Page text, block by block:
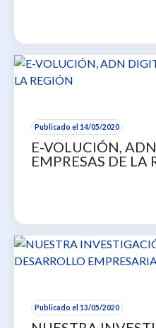
Publicado el 14/05/2020
E-VOLUCIÓN,
EMPRESAS DE LA
Publicado el 13/05/2020